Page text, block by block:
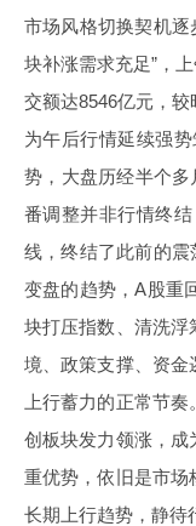
市场风格切换契机
块补涨需求充足”，
交额达8546亿元，
为午后行情延续强
势，大盘历经半个
番调整并非行情终
线，终结了此前的震
变盘的趋势，A股重
块打压指数、清洗浮
境、政策支撑、资金
上行蓄力的正常节
创板块发力领涨，成
重优势，依旧是市场
长期上行趋势，静待